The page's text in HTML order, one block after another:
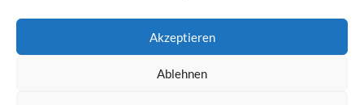
Akzeptieren
Ablehnen
Mi. 09.00-13.00 Sa. 09.00-